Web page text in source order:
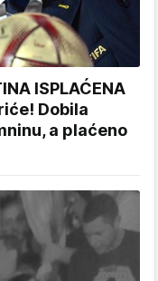
ISPLAĆENA
Dobila
a plaćeno